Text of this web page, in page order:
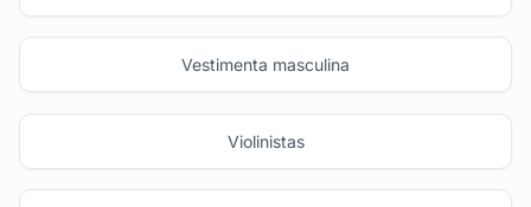
Vestimenta masculina
Violinistas